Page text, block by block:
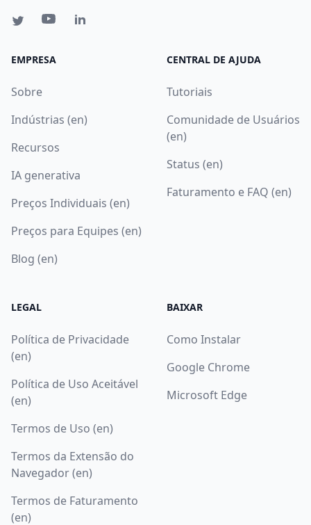
EMPRESA
Sobre
Indústrias (en)
Recursos
IA generativa
Preços Individuais (en)
Preços para Equipes (en)
Blog (en)
CENTRAL DE AJUDA
Tutoriais
Comunidade de Usuários
(en)
Status (en)
Faturamento e FAQ (en)
LEGAL
Política de Privacidade
(en)
Política de Uso Aceitável
(en)
Termos de Uso (en)
Termos da Extensão do
Navegador (en)
Termos de Faturamento
(en)
BAIXAR
Como Instalar
Google Chrome
Microsoft Edge